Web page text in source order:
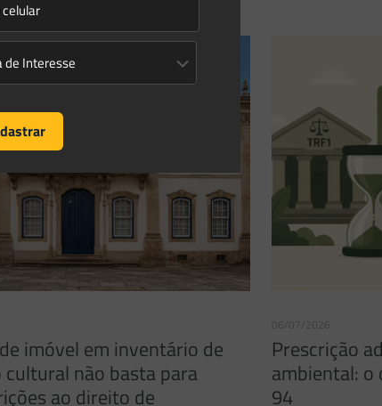
imóvel em inventário de
não basta para
ao direito de
06/07/2026
Prescrição
ambiental: o
94